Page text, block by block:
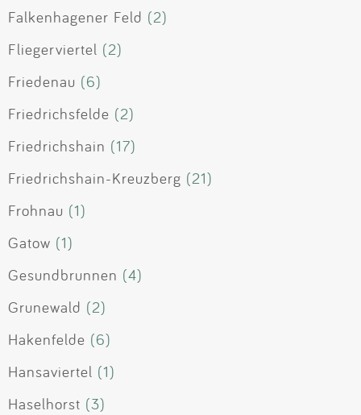
Falkenhagener Feld (2)
Fliegerviertel (2)
Friedenau (6)
Friedrichsfelde (2)
Friedrichshain (17)
Friedrichshain-Kreuzberg (21)
Frohnau (1)
Gatow (1)
Gesundbrunnen (4)
Grunewald (2)
Hakenfelde (6)
Hansaviertel (1)
Haselhorst (3)